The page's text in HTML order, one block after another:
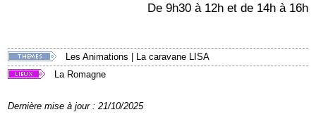
De 9h30 à 12h et de 14h à 16h
Les Animations
La caravane LISA
La Romagne
Dernière mise à jour : 21/10/2025